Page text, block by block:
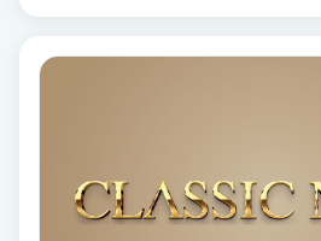
Rosacea
Ryggmassage